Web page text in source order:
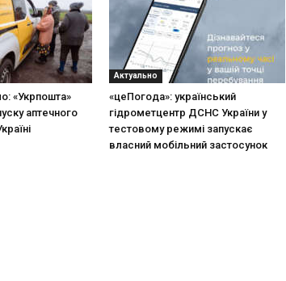
«Укрпошта»
аптечного
Актуально
«цеПогода»: український
гідрометцентр ДСНС України у
тестовому режимі запускає
власний мобільний застосунок